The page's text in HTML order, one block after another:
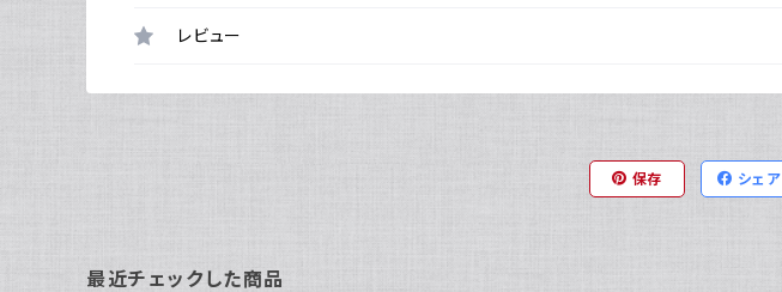
レビュー
保存 シェア
最近チェックした商品